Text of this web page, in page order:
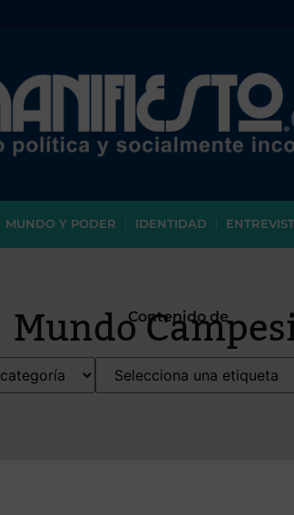
MUNDO Y PODER IDENTIDAD
Contenido de
Mundo